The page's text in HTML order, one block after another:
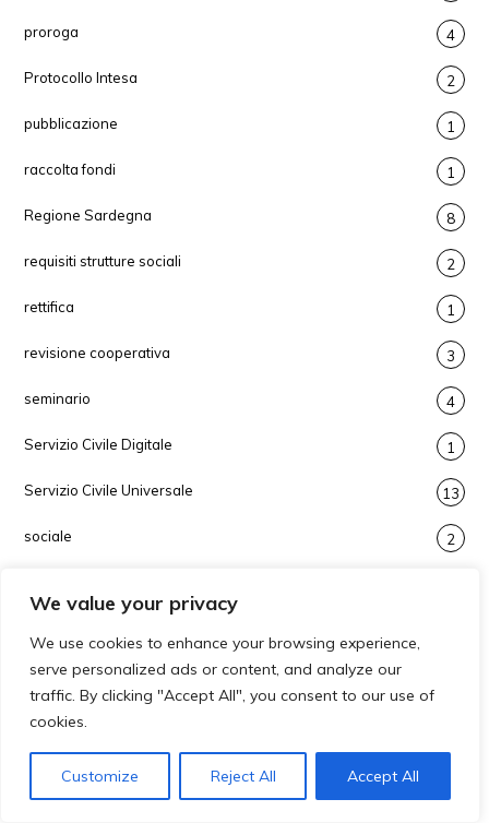
We value your privacy
We use cookies to enhance your browsing experience,
serve personalized ads or content, and analyze our
traffic. By clicking "Accept All", you consent to our use of
cookies.
Customize Reject All Accept All
proroga 4
Protocollo Intesa 2
pubblicazione 1
raccolta fondi 1
Regione Sardegna 8
requisiti strutture sociali 2
rettifica 1
revisione cooperativa 3
seminario 4
Servizio Civile Digitale 1
Servizio Civile Universale 13
sociale 2
trasporti
turismo